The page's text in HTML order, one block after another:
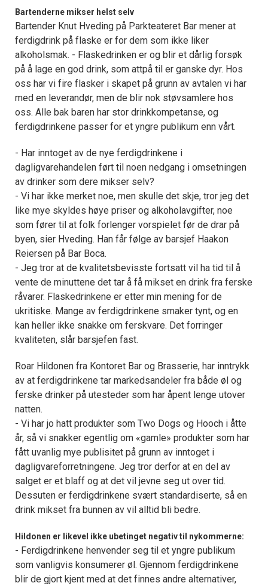
Bartenderne mikser helst selv
Bartender Knut Hveding på Parkteateret Bar mener at
ferdigdrink på flaske er for dem som ikke liker
alkoholsmak. - Flaskedrinken er og blir et dårlig forsøk
på å lage en god drink, som attpå til er ganske dyr. Hos
oss har vi fire flasker i skapet på grunn av avtalen vi har
med en leverandør, men de blir nok støvsamlere hos
oss. Alle bak baren har stor drinkkompetanse, og
ferdigdrinkene passer for et yngre publikum enn vårt.
- Har inntoget av de nye ferdigdrinkene i
dagligvarehandelen ført til noen nedgang i omsetningen
av drinker som dere mikser selv?
- Vi har ikke merket noe, men skulle det skje, tror jeg det
like mye skyldes høye priser og alkoholavgifter, noe
som fører til at folk forlenger vorspielet før de drar på
byen, sier Hveding. Han får følge av barsjef Haakon
Reiersen på Bar Boca.
- Jeg tror at de kvalitetsbevisste fortsatt vil ha tid til å
vente de minuttene det tar å få mikset en drink fra ferske
råvarer. Flaskedrinkene er etter min mening for de
ukritiske. Mange av ferdigdrinkene smaker tynt, og en
kan heller ikke snakke om ferskvare. Det forringer
kvaliteten, slår barsjefen fast.
Roar Hildonen fra Kontoret Bar og Brasserie, har inntrykk
av at ferdigdrinkene tar markedsandeler fra både øl og
ferske drinker på utesteder som har åpent lenge utover
natten.
- Vi har jo hatt produkter som Two Dogs og Hooch i åtte
år, så vi snakker egentlig om «gamle» produkter som har
fått uvanlig mye publisitet på grunn av inntoget i
dagligvareforretningene. Jeg tror derfor at en del av
salget er et blaff og at det vil jevne seg ut over tid.
Dessuten er ferdigdrinkene svært standardiserte, så en
drink mikset fra bunnen av vil alltid bli bedre.
Hildonen er likevel ikke ubetinget negativ til nykommerne:
- Ferdigdrinkene henvender seg til et yngre publikum
som vanligvis konsumerer øl. Gjennom ferdigdrinkene
blir de gjort kjent med at det finnes andre alternativer,